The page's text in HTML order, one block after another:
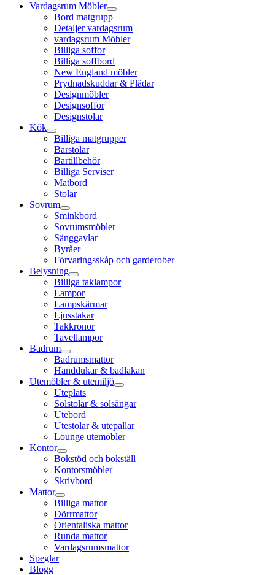
Vardagsrum Möbler
Bord matgrupp
Detaljer vardagsrum
vardagsrum Möbler
Billiga soffor
Billiga soffbord
New England möbler
Prydnadskuddar & Plädar
Designmöbler
Designsoffor
Designstolar
Kök
Billiga matgrupper
Barstolar
Bartillbehör
Billiga Serviser
Matbord
Stolar
Sovrum
Sminkbord
Sovrumsmöbler
Sänggavlar
Byråer
Förvaringsskåp och garderober
Belysning
Billiga taklampor
Lampor
Lampskärmar
Ljusstakar
Takkronor
Tavellampor
Badrum
Badrumsmattor
Handdukar & badlakan
Utemöbler & utemiljö
Uteplats
Solstolar & solsängar
Utebord
Utestolar & utepallar
Lounge utemöbler
Kontor
Bokstöd och bokställ
Kontorsmöbler
Skrivbord
Mattor
Billiga mattor
Dörrmattor
Orientaliska mattor
Runda mattor
Vardagsrumsmattor
Speglar
Blogg